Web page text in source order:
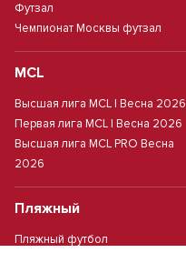
Футзал
Чемпионат Москвы футзал
MCL
Высшая лига MCL | Весна 2026
Первая лига MCL | Весна 2026
Высшая лига MCL PRO Весна
2026
Пляжный
Пляжный футбол